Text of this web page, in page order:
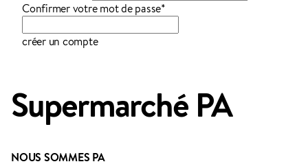
Confirmer votre mot de passe*
créer un compte
Supermarché PA
NOUS SOMMES PA